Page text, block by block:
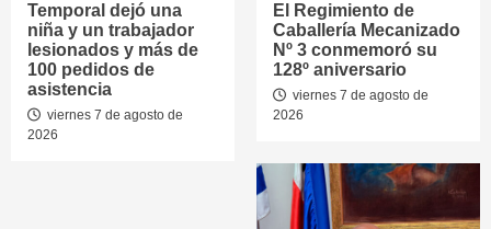
Temporal dejó una
niña y un trabajador
lesionados y más de
100 pedidos de
asistencia
viernes 7 de agosto de
2026
El Regimiento de
Caballería Mecanizado
Nº 3 conmemoró su
128º aniversario
viernes 7 de agosto de
2026